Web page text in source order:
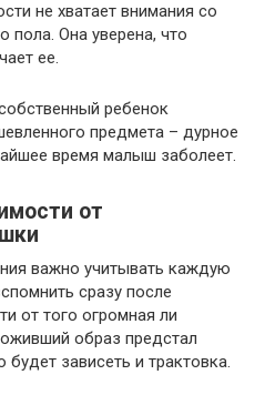
не хватает внимания со
пола. Она уверена, что
ее.
ребенок
предмета – дурное
время малыш заболеет.
от
важно учитывать каждую
сразу после
от того огромная ли
образ предстал
зависеть и трактовка.